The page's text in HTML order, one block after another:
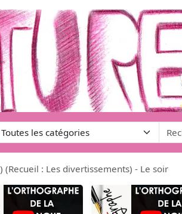
(Recueil : Les divertissements) - Le soir